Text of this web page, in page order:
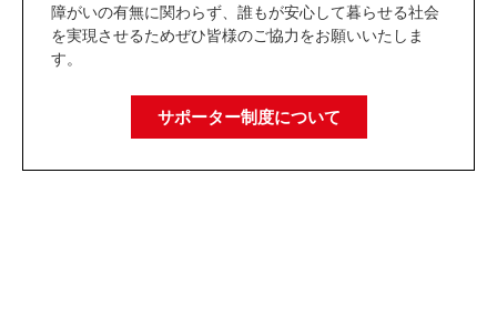
障がいの有無に関わらず、誰もが安心して暮らせる社会
を実現させるためぜひ皆様のご協力をお願いいたしま
す。
サポーター制度について